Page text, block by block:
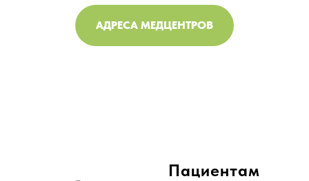
АДРЕСА МЕДЦЕНТРОВ
Пациентам